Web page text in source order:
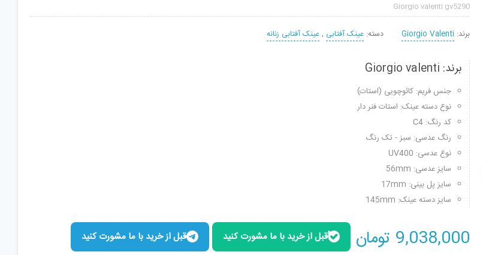
Giorgio valenti gv5290
برند: Giorgio Valenti دسته: عینک آفتابی ,عینک آفتابی زنانه
برند: Giorgio valenti
جنس فریم: کائوچویی (استات)
نوع دسته عینک: استات فنر دار
کد رنگ: C4
رنگ عدسی: سبز - تک رنگ
نوع عدسی: UV400
سایز عدسی: 56mm
سایز پل بینی: 17mm
سایز دسته عینک: 145mm
9,038,000 تومان قبل از خرید با ما مشورت کنید قبل از خرید با ما مشورت کنید